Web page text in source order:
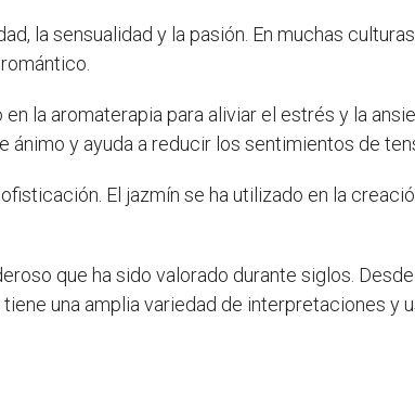
la sensualidad y la pasión. En muchas
la aromaterapia para aliviar el estrés y la
y ayuda a reducir los sentimientos de
El jazmín se ha utilizado en la
que ha sido valorado durante siglos.
una amplia variedad de interpretaciones y